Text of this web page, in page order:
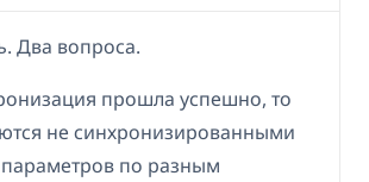
Два вопроса.
прошла успешно, то
не синхронизированными
параметров по разным